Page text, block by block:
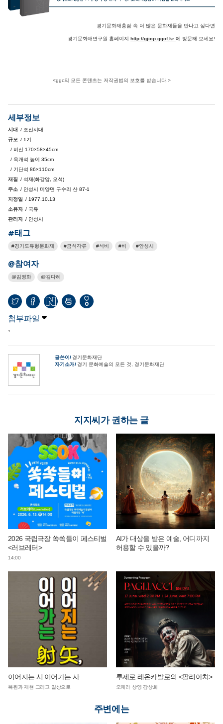
경기문화재총람 속 더 많은 문화재들을 만나고 싶다면
경기문화재연구원 홈페이지 http://gjicp.ggcf.kr 에 방문해 보세요!
<ggc의 모든 콘텐츠는 저작권법의 보호를 받습니다.>
세부정보
시대
/ 조선시대
규모 / 1기
/ 비신 170×58×45cm
/ 옥개석 높이 35cm
/ 기단석 86×110cm
재질
/ 석재(화강암, 오석)
주소 / 안성시 미양면 구수리 산 87-1
지정일
/ 1977.10.13
소유자 / 국유
관리자 / 안성시
#태그
경기도유형문화재 금석각류 석비 비 안성시
@참여자
김영화 김다혜
0
첨부파일
,
글쓴이
경기문화재단
자기소개
경기 문화예술의 모든 것, 경기문화재단
지지씨가 권하는 글
2026 국립극장 쏙쏙들이 페스티벌
<러브레터>
14:00
AI가 대상을 받은 예술, 어디까지
허용할 수 있을까?
이어지는 시 이어가는 사
복원과 재현 그리고 일상으로
루제로 레온카발로의 <팔리아치>
오페라 상영 감상회
주변에는